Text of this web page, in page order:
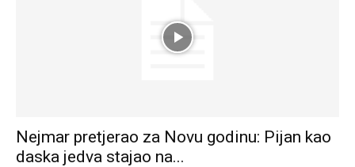
Nejmar pretjerao za Novu godinu: Pijan kao
daska jedva stajao na...